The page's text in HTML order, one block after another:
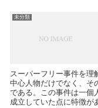
未分類
スーパーフリー事件を理
中心人物だけでなく、そ
である。この事件は一個
成立していた点に特徴が